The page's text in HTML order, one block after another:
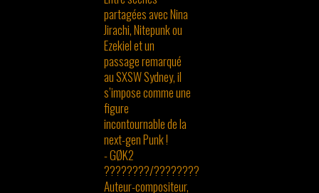
partagées avec Nina
Jirachi, Nitepunk ou
Ezekiel et un
passage remarqué
au SXSW Sydney, il
s’impose comme une
figure
incontournable de la
next-gen Punk !
- GØK2
????????/????????
Auteur-compositeur,